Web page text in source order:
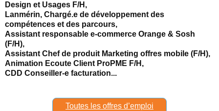
Design et Usages F/H,
Lanmérin, Chargé.e de développement des
compétences et des parcours,
Assistant responsable e-commerce Orange & Sosh
(F/H),
Assistant Chef de produit Marketing offres mobile (F/H),
Animation Ecoute Client ProPME F/H,
CDD Conseiller-e facturation...
Toutes les offres d’emploi